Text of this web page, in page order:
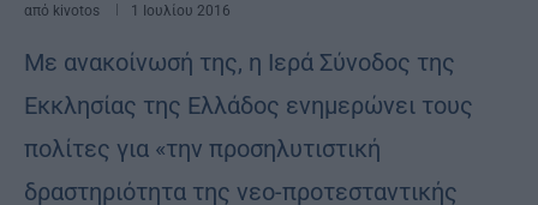
από kivotos 1 Ιουλίου 2016
Με ανακοίνωσή της, η Ιερά Σύνοδος της
Εκκλησίας της Ελλάδος ενημερώνει τους
πολίτες για «την προσηλυτιστική
δραστηριότητα της νεο-προτεσταντικής